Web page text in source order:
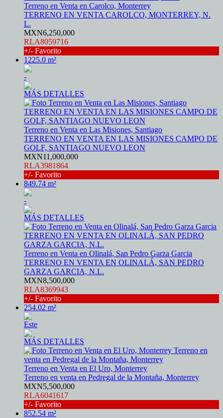
Terreno en Venta en Carolco, Monterrey
TERRENO EN VENTA CAROLCO, MONTERREY, N.
L.
MXN6,250,000
RLA8059716
+/- Favorito
1225.0 m²
-
MÁS DETALLES
Terreno en Venta en Las Misiones, Santiago
TERRENO EN VENTA EN LAS MISIONES CAMPO DE
GOLF, SANTIAGO NUEVO LEON
MXN11,000,000
RLA3981864
+/- Favorito
849.74 m²
-
MÁS DETALLES
Terreno en Venta en Olinalá, San Pedro Garza Garcia
TERRENO EN VENTA EN OLINALÁ, SAN PEDRO
GARZA GARCIA, N.L.
MXN8,500,000
RLA8369943
+/- Favorito
254.02 m²
Este
MÁS DETALLES
Terreno en Venta en El Uro, Monterrey
Terreno en venta en Pedregal de la Montaña, Monterrey
MXN5,500,000
RLA6041617
+/- Favorito
852.54 m²